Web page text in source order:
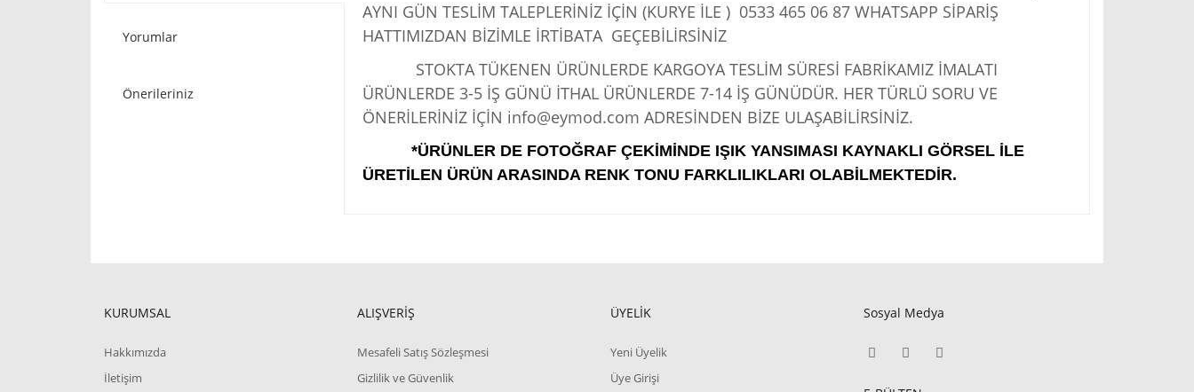
Yorumlar
Önerileriniz
AYNI GÜN TESLİM TALEPLERİNİZ İÇİN (KURYE İLE ) 0533 465 06 87 WHATSAPP SİPARİŞ
HATTIMIZDAN BİZİMLE İRTİBATA GEÇEBİLİRSİNİZ
STOKTA TÜKENEN ÜRÜNLERDE KARGOYA TESLİM SÜRESİ FABRİKAMIZ İMALATI
ÜRÜNLERDE 3-5 İŞ GÜNÜ İTHAL ÜRÜNLERDE 7-14 İŞ GÜNÜDÜR. HER TÜRLÜ SORU VE
ÖNERİLERİNİZ İÇİN info@eymod.com ADRESİNDEN BİZE ULAŞABİLİRSİNİZ.
*ÜRÜNLER DE FOTOĞRAF ÇEKİMİNDE IŞIK YANSIMASI KAYNAKLI GÖRSEL İLE
ÜRETİLEN ÜRÜN ARASINDA RENK TONU FARKLILIKLARI OLABİLMEKTEDİR.
KURUMSAL
Hakkımızda
İletişim
ALIŞVERİŞ
Mesafeli Satış Sözleşmesi
Gizlilik ve Güvenlik
ÜYELİK
Yeni Üyelik
Üye Girişi
Sosyal Medya